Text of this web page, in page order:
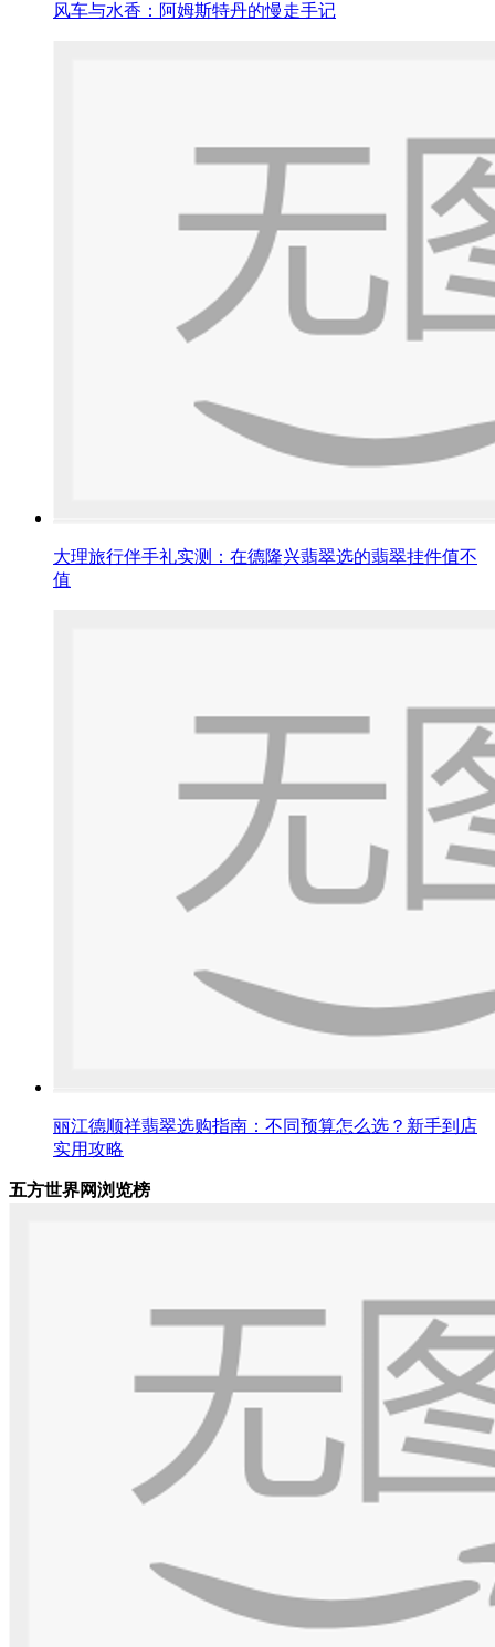
风车与水香：阿姆斯特丹的慢走手记
大理旅行伴手礼实测：在德隆兴翡翠选的翡翠挂件值不
值
丽江德顺祥翡翠选购指南：不同预算怎么选？新手到店
实用攻略
五方世界网浏览榜